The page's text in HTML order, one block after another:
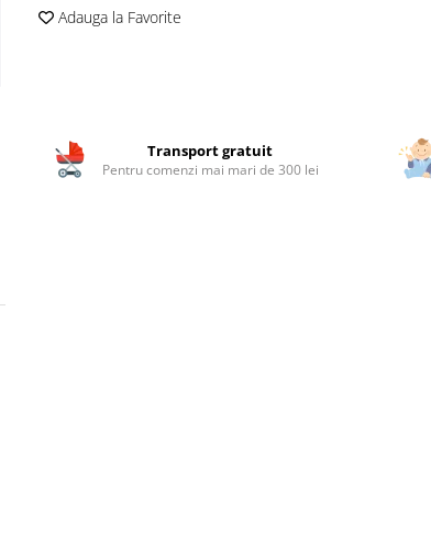
Adauga la Favorite
Transport gratuit
Pentru comenzi mai mari de 300 lei